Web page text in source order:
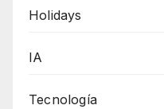
Holidays
IA
Tecnología